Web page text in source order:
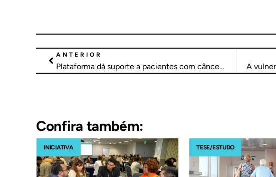
ANTERIOR
Plataforma dá suporte a pacientes com câncer com assistência a distância
Confira também:
INICIATIVA TESE/ESTUDO